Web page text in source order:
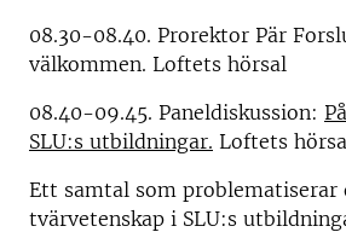
08.30-08.40. Prorektor Pär
välkommen. Loftets hörsal
08.40-09.45. Paneldiskussion:
SLU:s utbildningar. Loftets
Ett samtal som problematiserar
tvärvetenskap i SLU:s